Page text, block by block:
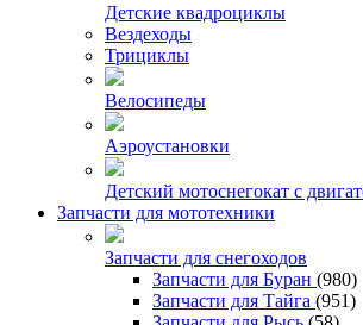
Детские квадроциклы
Вездеходы
Трициклы
Велосипеды
Аэроустановки
Детский мотоснегокат с
Запчасти для мототехники
Запчасти для снегоходов
Запчасти для Буран (980)
Запчасти для Тайга (951)